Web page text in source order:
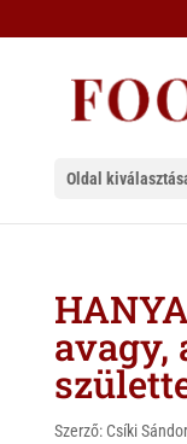
Oldal
avagy,
Szerző: Csíki Sándor